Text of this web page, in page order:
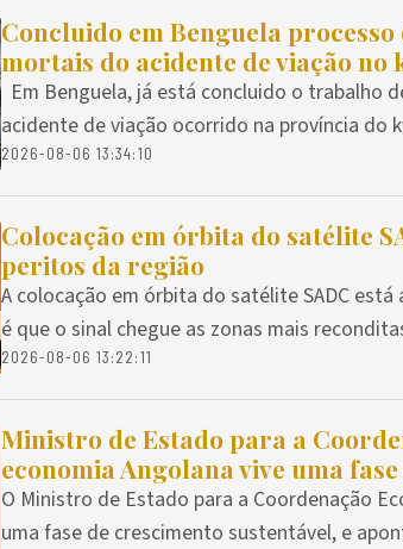
Concluido em Benguela
mortais do acidente de viação no
Em Benguela, já está concluido o trabalho
acidente de viação ocorrido na província do
2026-08-06 13:34:10
Colocação em órbita do satélite
peritos da região
A colocação em órbita do satélite SADC
é que o sinal chegue as zonas mais
2026-08-06 13:22:11
Ministro de Estado para a
economia Angolana vive uma
O Ministro de Estado para a Coordenação
uma fase de crescimento sustentável, e